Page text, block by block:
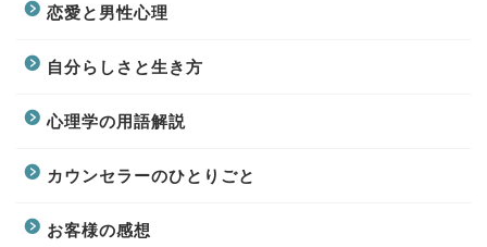
恋愛と男性心理
自分らしさと生き方
心理学の用語解説
カウンセラーのひとりごと
お客様の感想